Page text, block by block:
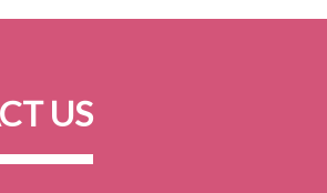
US